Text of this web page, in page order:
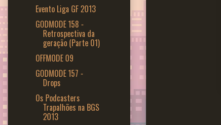
Evento Liga GF 2013
GODMODE 158 -
Retrospectiva da
geração (Parte 01)
OFFMODE 09
GODMODE 157 -
Drops
Os Podcasters
Trapalhões na BGS
2013